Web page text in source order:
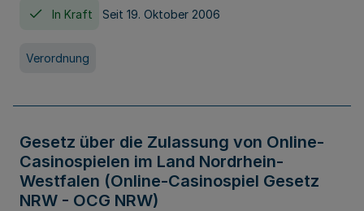
In Kraft Seit 19. Oktober 2006
Verordnung
Gesetz über die Zulassung von Online-
Casinospielen im Land Nordrhein-
Westfalen (Online-Casinospiel Gesetz
NRW - OCG NRW)